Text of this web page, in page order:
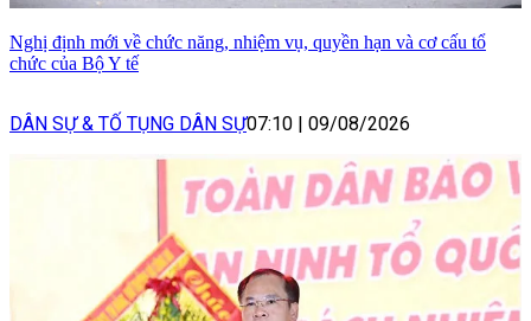
Nghị định mới về chức năng, nhiệm vụ, quyền hạn và cơ cấu tổ
chức của Bộ Y tế
DÂN SỰ & TỐ TỤNG DÂN SỰ07:10 09/08/2026